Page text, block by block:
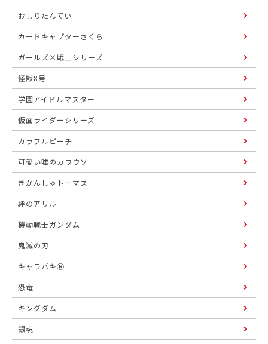
おしりたんてい
カードキャプターさくら
ガールズ×戦士シリーズ
怪獣8号
学園アイドルマスター
仮面ライダーシリーズ
カラフルピーチ
可愛い嘘のカワウソ
きかんしゃトーマス
絆のアリル
機動戦士ガンダム
鬼滅の刃
キャラパキⓇ
恐竜
キングダム
銀魂